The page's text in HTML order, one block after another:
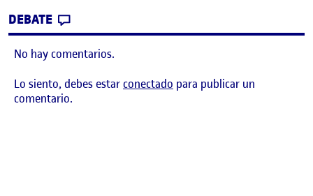
DEBATE
No hay comentarios.
Lo siento, debes estarconectado para publicar un
comentario.